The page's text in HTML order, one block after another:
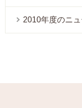
2010年度のニ